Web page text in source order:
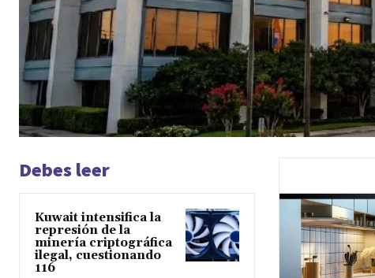
Debes leer
Kuwait intensifica la
represión de la
minería criptográfica
ilegal, cuestionando
116